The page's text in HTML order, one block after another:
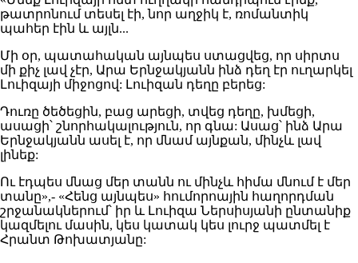
թատրոնում տեսել էի, նոր աղջիկ է, ռոմանտիկ
պահեր էին և այլն...
Մի օր, պատահական այնպես ստացվեց, որ սիրտս
մի քիչ լավ չէր, Արա Երնջակյանն ինձ դեղ էր ուղարկել
Լուիզայի միջոցով: Լուիզան դեղը բերեց:
Դուռը ծեծեցին, բաց արեցի, տվեց դեղը, խմեցի,
ասացի՝ շնորհակալություն, որ գնա: Ասաց՝ ինձ Արա
Երնջակյանն ասել է, որ մնամ այնքան, մինչև լավ
լինեք:
Ու էդպես մնաց մեր տանն ու մինչև հիմա մնում է մեր
տանը»,- «Հենց այնպես» հումորոային հաղորդման
շրջանակներում՝ իր և Լուիզա Ներսիսյանի ընտանիք
կազմելու մասին, կես կատակ կես լուրջ պատմել է
Հրանտ Թոխատյանը: